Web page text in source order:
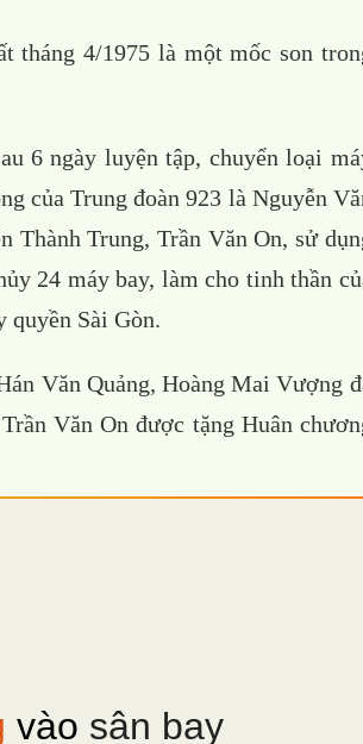
tháng 4/1975 là một mốc son
6 ngày luyện tập, chuyển loại
của Trung đoàn 923 là Nguyễn
Thành Trung, Trần Văn On, sử
24 máy bay, làm cho tinh thần
quyền Sài Gòn.
Văn Quảng, Hoàng Mai Vượng
Văn On được tặng Huân
vào sân bay